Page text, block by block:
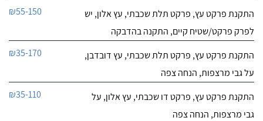
התקנת פרקט עץ, פרקט תלת שכבתי, עץ אלון, יש
לפרק פרקט/שטיח קיים, התקנה בהדבקה
₪55-150
התקנת פרקט עץ, פרקט תלת שכבתי, עץ דובדבן,
על גבי מרצפות, הנחה צפה
₪35-170
התקנת פרקט עץ, פרקט דו שכבתי, עץ אלון, על
גבי מרצפות, הנחה צפה
₪35-110